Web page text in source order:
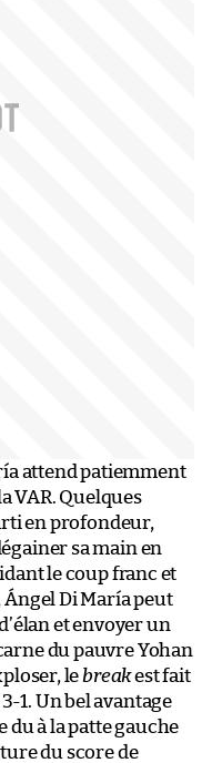
attend patiemment
VAR. Quelques
en profondeur,
sa main en
le coup franc et
Di María peut
et envoyer un
du pauvre Yohan
le breakest fait
1. Un bel avantage
du à la patte gauche
du score de